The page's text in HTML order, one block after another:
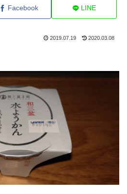
Facebook LINE
2019.07.19 2020.03.08